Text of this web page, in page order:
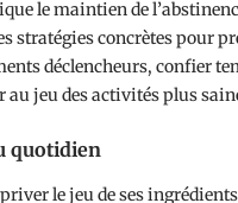
le maintien de
stratégies concrètes pour
déclencheurs, confier
jeu des activités plus
quotidien
le jeu de ses